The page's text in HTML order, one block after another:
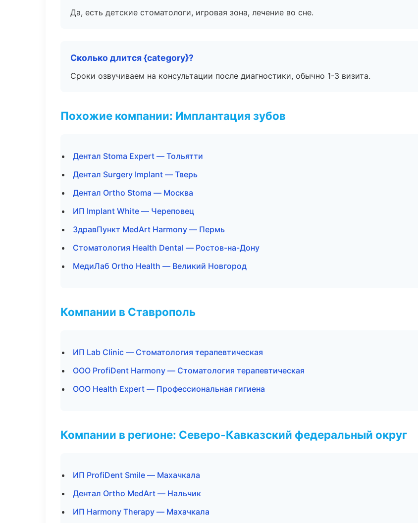
Да, есть детские стоматологи, игровая зона, лечение во сне.
Сколько длится {category}?
Сроки озвучиваем на консультации после диагностики, обычно 1-3 визита.
Похожие компании: Имплантация зубов
Дентал Stoma Expert — Тольятти
Дентал Surgery Implant — Тверь
Дентал Ortho Stoma — Москва
ИП Implant White — Череповец
ЗдравПункт MedArt Harmony — Пермь
Стоматология Health Dental — Ростов-на-Дону
МедиЛаб Ortho Health — Великий Новгород
Компании в Ставрополь
ИП Lab Clinic — Стоматология терапевтическая
ООО ProfiDent Harmony — Стоматология терапевтическая
ООО Health Expert — Профессиональная гигиена
Компании в регионе: Северо-Кавказский федеральный округ
ИП ProfiDent Smile — Махачкала
Дентал Ortho MedArt — Нальчик
ИП Harmony Therapy — Махачкала